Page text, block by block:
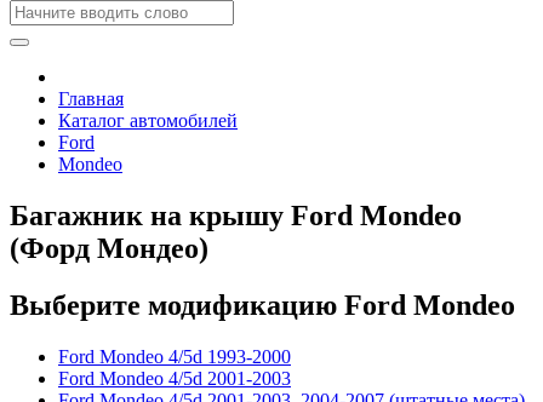
Главная
Каталог автомобилей
Ford
Mondeo
Багажник на крышу Ford Mondeo
(Форд Мондео)
Выберите модификацию Ford Mondeo
Ford Mondeo 4/5d 1993-2000
Ford Mondeo 4/5d 2001-2003